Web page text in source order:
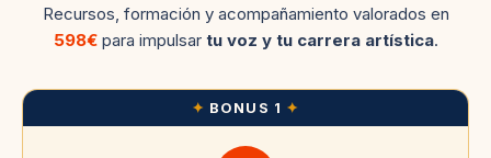
Recursos, formación y acompañamiento valorados en
598€para impulsar tu voz y tu carrera artística.
✦ BONUS 1 ✦